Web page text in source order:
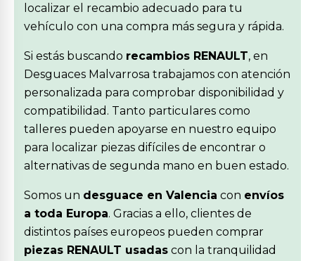
localizar el recambio adecuado para tu
vehículo con una compra más segura y rápida.
Si estás buscando recambios RENAULT, en
Desguaces Malvarrosa trabajamos con atención
personalizada para comprobar disponibilidad y
compatibilidad. Tanto particulares como
talleres pueden apoyarse en nuestro equipo
para localizar piezas difíciles de encontrar o
alternativas de segunda mano en buen estado.
Somos un desguace en Valencia con envíos
a toda Europa. Gracias a ello, clientes de
distintos países europeos pueden comprar
piezas RENAULT usadas con la tranquilidad